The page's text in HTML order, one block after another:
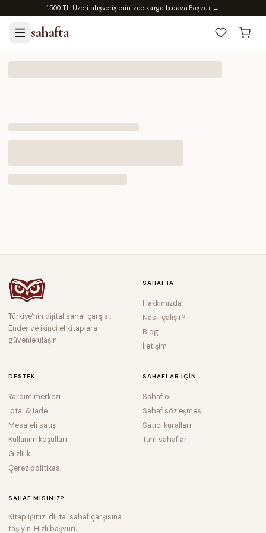
1500 TL Üzeri alışverişlerinizde kargo bedava.Başvur →
sahafta
Türkiye'nin dijital sahaf çarşısı.
Ender ve ikinci el kitaplara
güvenle ulaşın.
SAHAFTA
Hakkımızda
Nasıl çalışır?
Blog
İletişim
DESTEK
Yardım merkezi
İptal & iade
Mesafeli satış
Kullanım koşulları
Gizlilik
Çerez politikası
SAHAFLAR IÇIN
Sahaf ol
Sahaf sözleşmesi
Satıcı kuralları
Tüm sahaflar
SAHAF MISINIZ?
Kitaplığınızı dijital sahaf çarşısına
taşıyın. Hızlı başvuru,